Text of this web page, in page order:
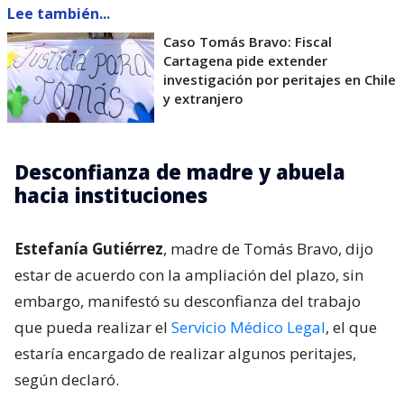
Lee también...
Caso Tomás Bravo: Fiscal
Cartagena pide extender
investigación por peritajes en Chile
y extranjero
Desconfianza de madre y abuela
hacia instituciones
Estefanía Gutiérrez, madre de Tomás Bravo, dijo
estar de acuerdo con la ampliación del plazo, sin
embargo, manifestó su desconfianza del trabajo
que pueda realizar el Servicio Médico Legal, el que
estaría encargado de realizar algunos peritajes,
según declaró.